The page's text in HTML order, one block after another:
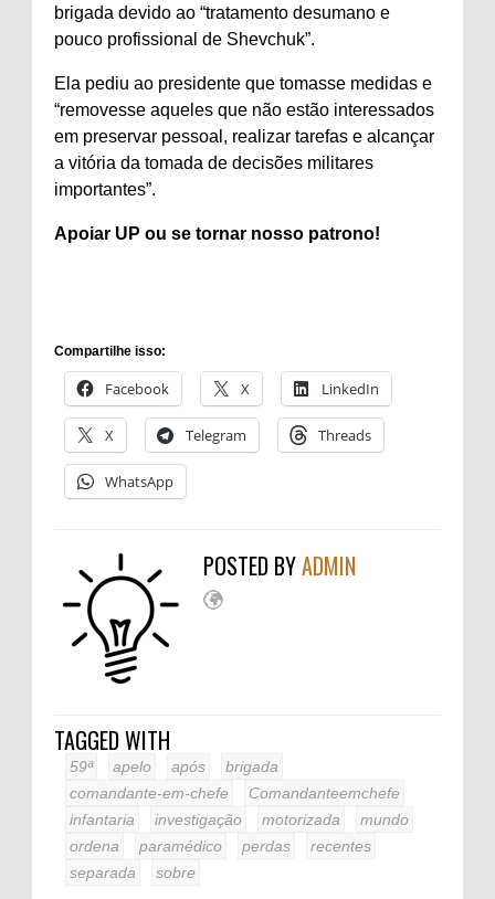
brigada devido ao “tratamento desumano e
pouco profissional de Shevchuk”.
Ela pediu ao presidente que tomasse medidas e
“removesse aqueles que não estão interessados ​​
em preservar pessoal, realizar tarefas e alcançar
a vitória da tomada de decisões militares
importantes”.
Apoiar UP ou se tornar nosso patrono!
Compartilhe isso:
Facebook X LinkedIn
X Telegram Threads
WhatsApp
POSTED BYADMIN
TAGGED WITH
59ª apelo após
brigada
comandante-em-chefe
Comandanteemchefe
infantaria
investigação motorizada
mundo
ordena
paramédico perdas
recentes
separada
sobre